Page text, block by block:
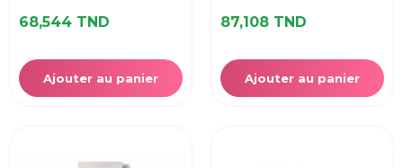
68,544 TND
Ajouter au panier
87,108 TND
Ajouter au panier